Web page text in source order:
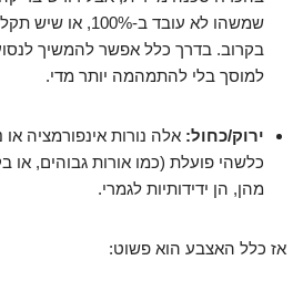
שמשהו לא עובד ב-
בקרוב. בדרך כלל אפשר להמשיך
למוסך בלי להתמהמה יותר מדי.
ירוק/כחול: אלה נורות אינפורמציה
כלשהי פועלת (כמו אורות גבוהים, או
מהן, הן ידידותיות לגמרי.
אז כלל האצבע הוא פשוט: